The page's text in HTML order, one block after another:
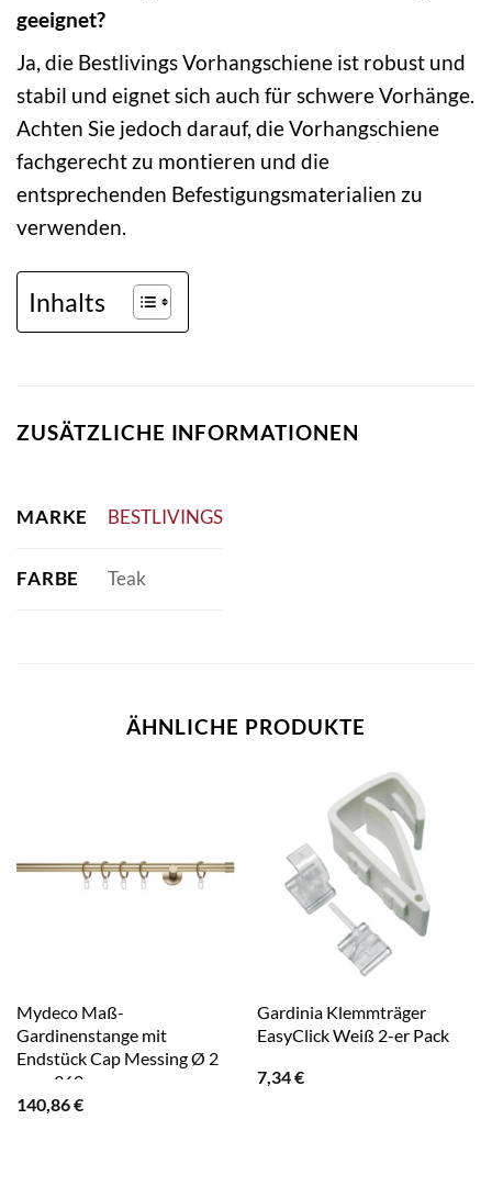
geeignet?
Ja, die Bestlivings Vorhangschiene ist robust und
stabil und eignet sich auch für schwere Vorhänge.
Achten Sie jedoch darauf, die Vorhangschiene
fachgerecht zu montieren und die
entsprechenden Befestigungsmaterialien zu
verwenden.
Inhalts
ZUSÄTZLICHE INFORMATIONEN
MARKE BESTLIVINGS
FARBE Teak
ÄHNLICHE PRODUKTE
Mydeco Maß-
Gardinenstange mit
Endstück Cap Messing Ø 2
cm x 360 cm
140,86€
Gardinia Klemmträger
EasyClick Weiß 2-er Pack
7,34€